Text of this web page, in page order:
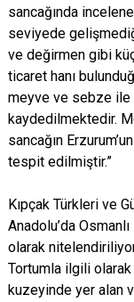
sancağında
seviyede
ve değirmen gibi
ticaret hanı
meyve ve sebze ile
kaydedilmektedir.
sancağın
tespit edilmiştir.”
Kıpçak Türkleri ve
Anadolu’da
olarak
Tortumla ilgili olarak
kuzeyinde yer alan